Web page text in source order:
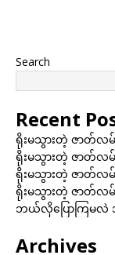
Search
Recent
ရိုးမသွားတဲ့ ဇာတ်လမ်
ရိုးမသွားတဲ့ ဇာတ်လမ်း
ရိုးမသွားတဲ့ ဇာတ်လမ်း
ရိုးမသွားတဲ့ ဇာတ်လမ်း
ဘယ်လိုပြောကြမလဲ
Archives